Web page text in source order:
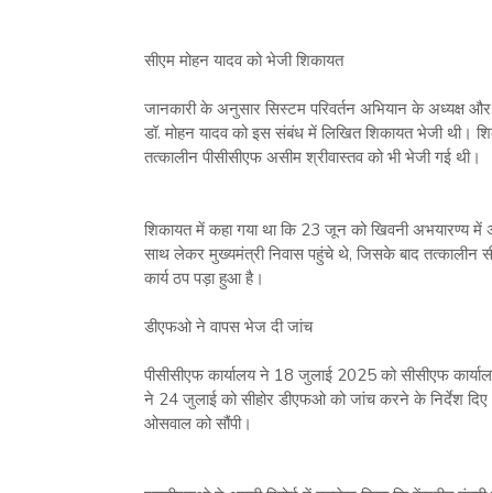
सीएम मोहन यादव को भेजी शिकायत
जानकारी के अनुसार सिस्टम परिवर्तन अभियान के अध्यक्ष
डॉ. मोहन यादव को इस संबंध में लिखित शिकायत भेजी थी।
तत्कालीन पीसीसीएफ असीम श्रीवास्तव को भी भेजी गई थी।
शिकायत में कहा गया था कि 23 जून को खिवनी अभयारण्य में
साथ लेकर मुख्यमंत्री निवास पहुंचे थे, जिसके बाद तत्कालीन
कार्य ठप पड़ा हुआ है।
डीएफओ ने वापस भेज दी जांच
पीसीसीएफ कार्यालय ने 18 जुलाई 2025 को सीसीएफ
ने 24 जुलाई को सीहोर डीएफओ को जांच करने के निर्देश
ओसवाल को सौंपी।